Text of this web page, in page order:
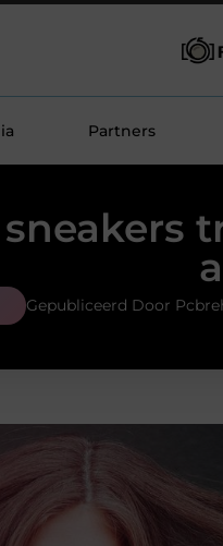
Partners
Gepubliceerd Door